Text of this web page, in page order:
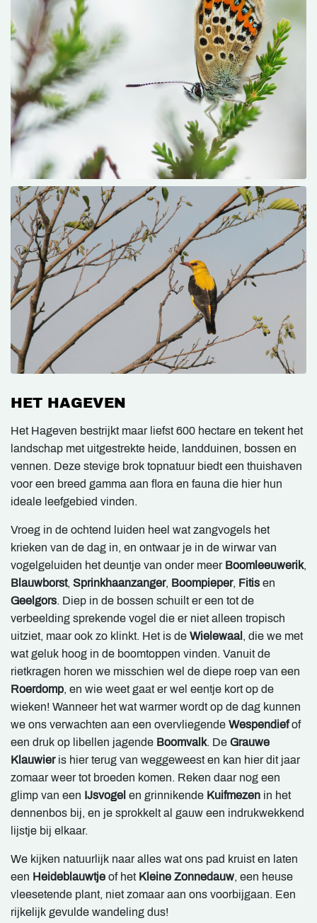
HET HAGEVEN
Het Hageven bestrijkt maar liefst 600 hectare en tekent het
landschap met uitgestrekte heide, landduinen, bossen en
vennen. Deze stevige brok topnatuur biedt een thuishaven
voor een breed gamma aan flora en fauna die hier hun
ideale leefgebied vinden.
Vroeg in de ochtend luiden heel wat zangvogels het
krieken van de dag in, en ontwaar je in de wirwar van
vogelgeluiden het deuntje van onder meer Boomleeuwerik,
Blauwborst, Sprinkhaanzanger, Boompieper, Fitis en
Geelgors. Diep in de bossen schuilt er een tot de
verbeelding sprekende vogel die er niet alleen tropisch
uitziet, maar ook zo klinkt. Het is de Wielewaal , die we met
wat geluk hoog in de boomtoppen vinden. Vanuit de
rietkragen horen we misschien wel de diepe roep van een
Roerdomp, en wie weet gaat er wel eentje kort op de
wieken! Wanneer het wat warmer wordt op de dag kunnen
we ons verwachten aan een overvliegende Wespendiefof
een druk op libellen jagende Boomvalk. De Grauwe
Klauwieris hier terug van weggeweest en kan hier dit jaar
zomaar weer tot broeden komen. Reken daar nog een
glimp van een IJsvogel en grinnikende Kuifmezen in het
dennenbos bij, en je sprokkelt al gauw een indrukwekkend
lijstje bij elkaar.
We kijken natuurlijk naar alles wat ons pad kruist en laten
een Heideblauwtje of het Kleine Zonnedauw, een heuse
vleesetende plant, niet zomaar aan ons voorbijgaan. Een
rijkelijk gevulde wandeling dus!